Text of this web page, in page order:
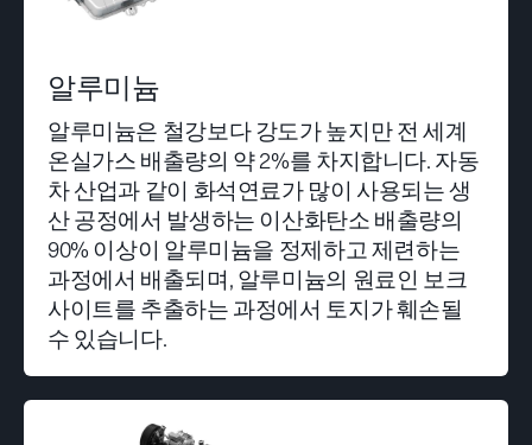
알루미늄
알루미늄은 철강보다 강도가 높지만 전 세계
온실가스 배출량의 약 2%를 차지합니다. 자동
차 산업과 같이 화석연료가 많이 사용되는 생
산 공정에서 발생하는 이산화탄소 배출량의
90% 이상이 알루미늄을 정제하고 제련하는
과정에서 배출되며, 알루미늄의 원료인 보크
사이트를 추출하는 과정에서 토지가 훼손될
수 있습니다.